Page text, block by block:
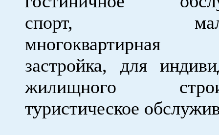
спорт,
застройка, для
жилищного
туристическое